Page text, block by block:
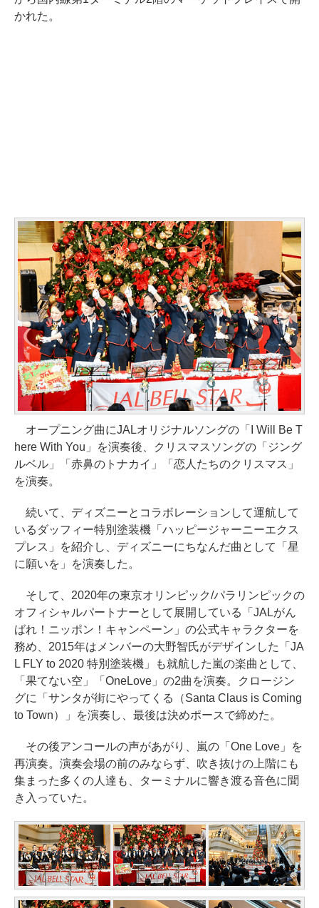
かれた。
オープニング曲にJALオリジナルソングの「I Will Be T
here With You」を演奏後、クリスマスソングの「ジング
ルベル」「赤鼻のトナカイ」「恋人たちのクリスマス」
を演奏。
続いて、ディズニーとコラボレーションして運航して
いるダッフィー特別塗装機「ハッピージャーニーエクス
プレス」を紹介し、ディズニーにちなんだ曲として「星
に願いを」を演奏した。
そして、2020年の東京オリンピック/パラリンピックの
オフィシャルパートナーとして展開している「JALがん
ばれ！ニッポン！キャンペーン」の公式キャラクターを
務め、2015年はメンバーの大野智氏がデザインした「JA
L FLY to 2020 特別塗装機」も就航した嵐の楽曲として、
「果てない空」「OneLove」の2曲を演奏。クロージン
グに「サンタが街にやってくる（Santa Claus is Coming
to Town）」を演奏し、最後は決めポースで締めた。
その後アンコールの声があがり、嵐の「One Love」を
再演奏。演奏会場の前のみならず、吹き抜けの上階にも
集まった多くの人達も、ターミナルに響き渡る音色に聞
き入っていた。